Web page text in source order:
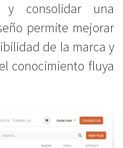
y consolidar una
permite mejorar
de la marca y
conocimiento fluya